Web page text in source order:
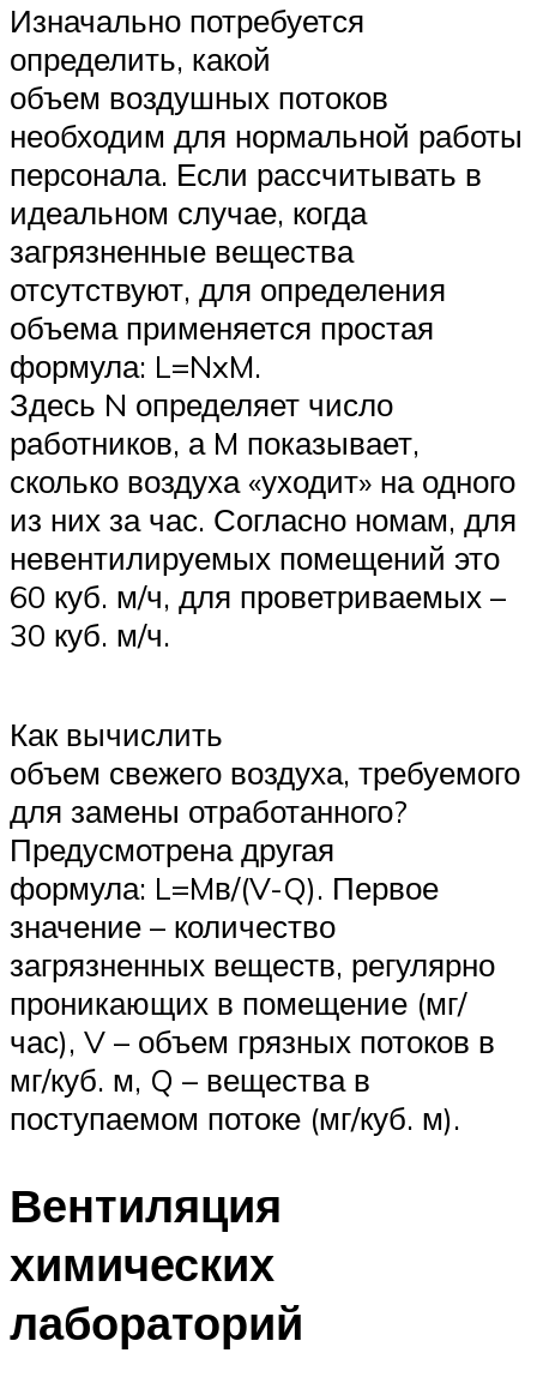
Изначально потребуется
определить, какой
объем воздушных потоков
необходим для нормальной работы
персонала. Если рассчитывать в
идеальном случае, когда
загрязненные вещества
отсутствуют, для определения
объема применяется простая
формула: L=NxM.
Здесь N определяет число
работников, а M показывает,
сколько воздуха «уходит» на одного
из них за час. Согласно номам, для
невентилируемых помещений это
60 куб. м/ч, для проветриваемых –
30 куб. м/ч.
Как вычислить
объем свежего воздуха, требуемого
для замены отработанного?
Предусмотрена другая
формула: L=Mв/(V-Q). Первое
значение – количество
загрязненных веществ, регулярно
проникающих в помещение (мг/
час), V – объем грязных потоков в
мг/куб. м, Q – вещества в
поступаемом потоке (мг/куб. м).
Вентиляция
химических
лабораторий